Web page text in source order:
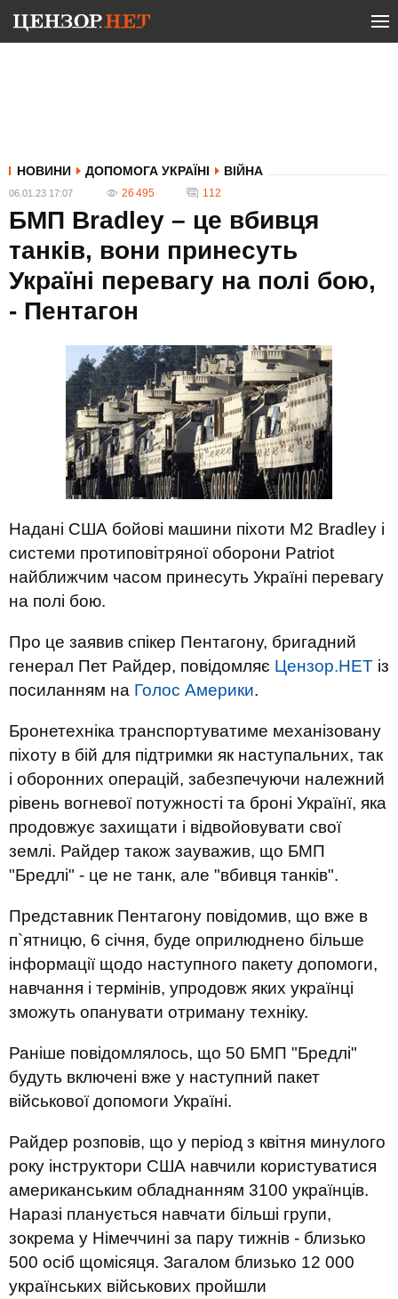
НОВИНИ ДОПОМОГА УКРАЇНІ ВІЙНА
06.01.23 17:07 26 495 112
БМП Bradley – це вбивця
танків, вони принесуть
Україні перевагу на полі бою,
- Пентагон
Надані США бойові машини піхоти M2 Bradley і
системи протиповітряної оборони Patriot
найближчим часом принесуть Україні перевагу
на полі бою.
Про це заявив спікер Пентагону, бригадний
генерал Пет Райдер, повідомляє Цензор.НЕТ із
посиланням на Голос Америки.
Бронетехніка транспортуватиме механізовану
піхоту в бій для підтримки як наступальних, так
і оборонних операцій, забезпечуючи належний
рівень вогневої потужності та броні Українї, яка
продовжує захищати і відвойовувати свої
землі. Райдер також зауважив, що БМП
"Бредлі" - це не танк, але "вбивця танків".
Представник Пентагону повідомив, що вже в
п`ятницю, 6 січня, буде оприлюднено більше
інформації щодо наступного пакету допомоги,
навчання і термінів, упродовж яких українці
зможуть опанувати отриману техніку.
Раніше повідомлялось, що 50 БМП "Бредлі"
будуть включені вже у наступний пакет
військової допомоги Україні.
Райдер розповів, що у період з квітня минулого
року інструктори США навчили користуватися
американським обладнанням 3100 українців.
Наразі планується навчати більші групи,
зокрема у Німеччині за пару тижнів - близько
500 осіб щомісяця. Загалом близько 12 000
українських військових пройшли